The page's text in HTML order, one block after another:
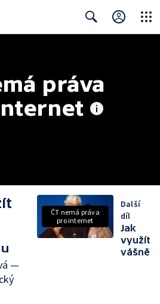
práva
—
ČT nemá práva
pro internet
Další
díl
Jak
využít
vášně